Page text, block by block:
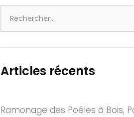
for:
Articles récents
Ramonage des Poêles à Bois,